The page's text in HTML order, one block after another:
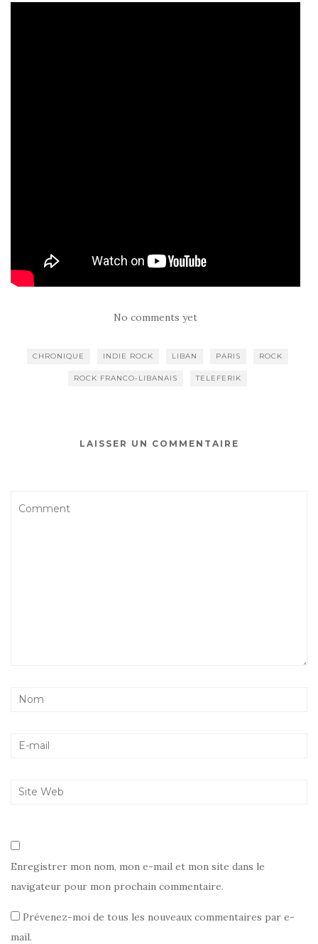
No comments yet
CHRONIQUE INDIE ROCK LIBAN PARIS ROCK
ROCK FRANCO-LIBANAIS TELEFERIK
LAISSER UN COMMENTAIRE
Enregistrer mon nom, mon e-mail et mon site dans le
navigateur pour mon prochain commentaire.
Prévenez-moi de tous les nouveaux commentaires par e-
mail.